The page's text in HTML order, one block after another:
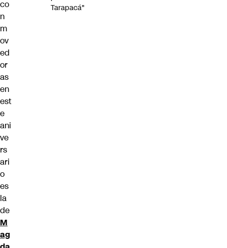
co
n
m
ov
ed
or
as
en
est
e
ani
ve
rs
ari
o
es
la
de
M
ag
Tarapacá"